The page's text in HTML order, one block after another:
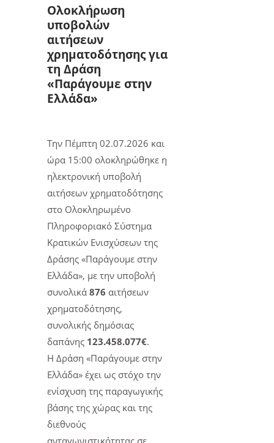
Ολοκλήρωση
υποβολών
αιτήσεων
χρηματοδότησης για
τη Δράση
«Παράγουμε στην
Ελλάδα»
Tην Πέμπτη 02.07.2026 και
ώρα 15:00 ολοκληρώθηκε η
ηλεκτρονική υποβολή
αιτήσεων χρηματοδότησης
στο Ολοκληρωμένο
Πληροφοριακό Σύστημα
Κρατικών Ενισχύσεων της
Δράσης «Παράγουμε στην
Ελλάδα», με την υποβολή
συνολικά 876 αιτήσεων
χρηματοδότησης,
συνολικής δημόσιας
δαπάνης 123.458.077€.
Η Δράση «Παράγουμε στην
Ελλάδα» έχει ως στόχο την
ενίσχυση της παραγωγικής
βάσης της χώρας και της
διεθνούς